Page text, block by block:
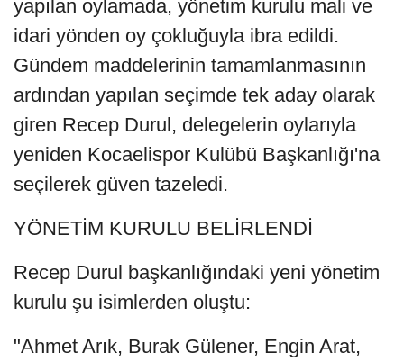
yapılan oylamada, yönetim kurulu mali ve
idari yönden oy çokluğuyla ibra edildi.
Gündem maddelerinin tamamlanmasının
ardından yapılan seçimde tek aday olarak
giren Recep Durul, delegelerin oylarıyla
yeniden Kocaelispor Kulübü Başkanlığı'na
seçilerek güven tazeledi.
YÖNETİM KURULU BELİRLENDİ
Recep Durul başkanlığındaki yeni yönetim
kurulu şu isimlerden oluştu:
"Ahmet Arık, Burak Gülener, Engin Arat,